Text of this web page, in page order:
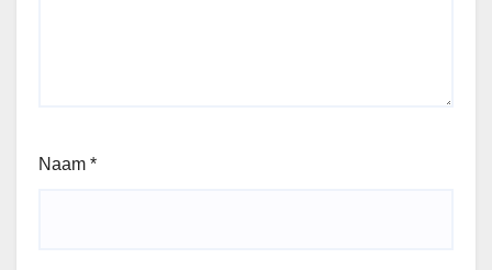
Naam *